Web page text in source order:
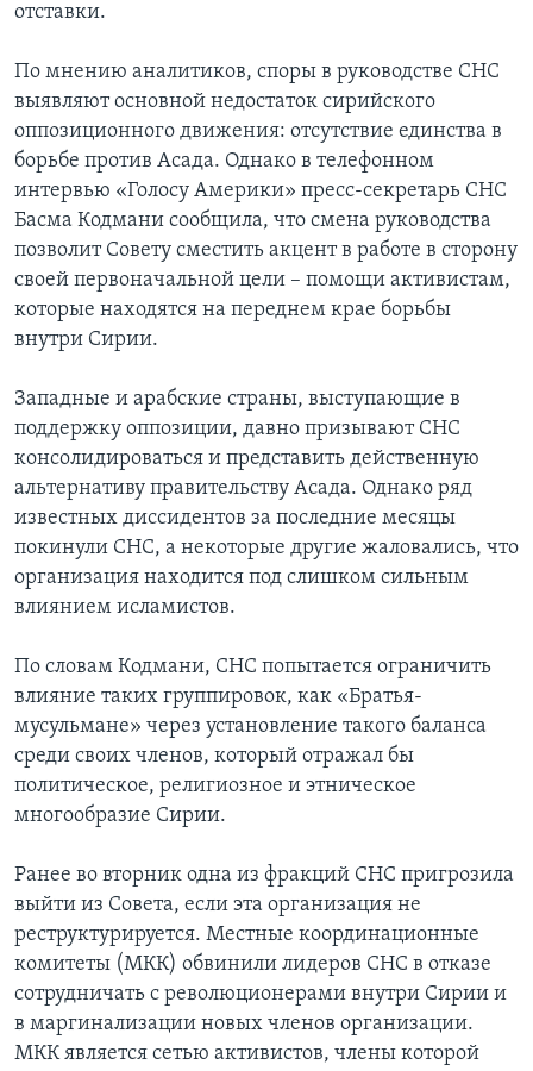
отставки.
По мнению аналитиков, споры в руководстве СНС
выявляют основной недостаток сирийского
оппозиционного движения: отсутствие единства в
борьбе против Асада. Однако в телефонном
интервью «Голосу Америки» пресс-секретарь СНС
Басма Кодмани сообщила, что смена руководства
позволит Совету сместить акцент в работе в сторону
своей первоначальной цели – помощи активистам,
которые находятся на переднем крае борьбы
внутри Сирии.
Западные и арабские страны, выступающие в
поддержку оппозиции, давно призывают СНС
консолидироваться и представить действенную
альтернативу правительству Асада. Однако ряд
известных диссидентов за последние месяцы
покинули СНС, а некоторые другие жаловались, что
организация находится под слишком сильным
влиянием исламистов.
По словам Кодмани, СНС попытается ограничить
влияние таких группировок, как «Братья-
мусульмане» через установление такого баланса
среди своих членов, который отражал бы
политическое, религиозное и этническое
многообразие Сирии.
Ранее во вторник одна из фракций СНС пригрозила
выйти из Совета, если эта организация не
реструктурируется. Местные координационные
комитеты (МКК) обвинили лидеров СНС в отказе
сотрудничать с революционерами внутри Сирии и
в маргинализации новых членов организации.
МКК является сетью активистов, члены которой